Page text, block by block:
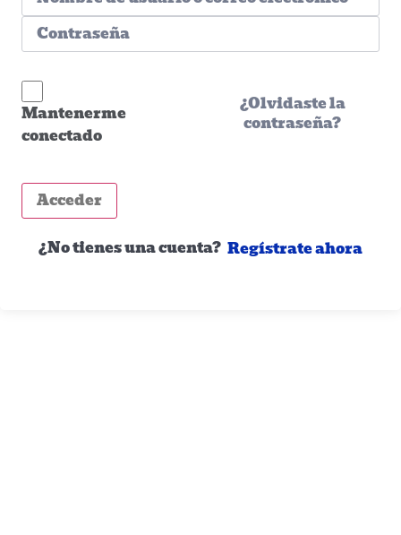
Mantenerme
conectado
¿Olvidaste la
contraseña?
Acceder
¿No tienes una cuenta? Regístrate ahora